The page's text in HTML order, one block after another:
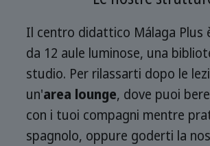
Il centro didattico Málaga Plus
da 12 aule luminose, una
studio. Per rilassarti dopo le
un'area lounge, dove puoi
con i tuoi compagni mentre
spagnolo, oppure goderti la